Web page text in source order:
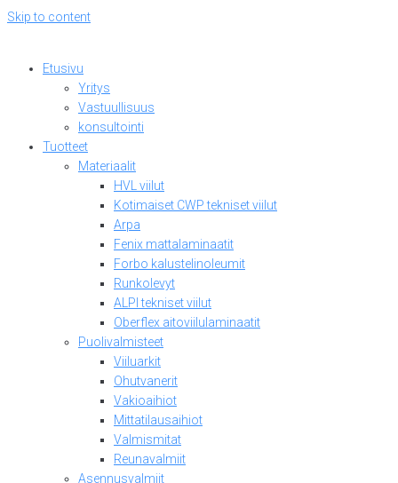
Skip to content
Etusivu
Yritys
Vastuullisuus
konsultointi
Tuotteet
Materiaalit
HVL viilut
Kotimaiset CWP tekniset viilut
Arpa
Fenix mattalaminaatit
Forbo kalustelinoleumit
Runkolevyt
ALPI tekniset viilut
Oberflex aitoviilulaminaatit
Puolivalmisteet
Viiluarkit
Ohutvanerit
Vakioaihiot
Mittatilausaihiot
Valmismitat
Reunavalmiit
Asennusvalmiit